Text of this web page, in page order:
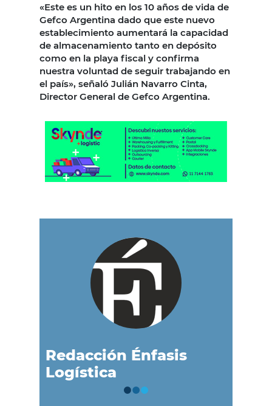
«Este es un hito en los 10 años de vida de
Gefco Argentina dado que este nuevo
establecimiento aumentará la capacidad
de almacenamiento tanto en depósito
como en la playa fiscal y confirma
nuestra voluntad de seguir trabajando en
el país», señaló Julián Navarro Cinta,
Director General de Gefco Argentina.
Redacción Énfasis
Logística